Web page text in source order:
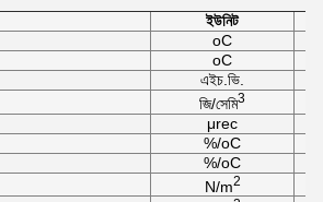
ইউনিট
oC
oC
এইচ.ভি.
জি/সেমি3
μrec
%/oC
%/oC
N/m2